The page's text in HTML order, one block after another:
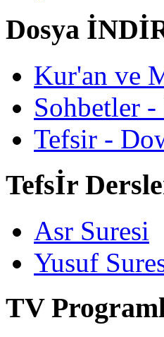
Dosya
Kur'an ve
Sohbetler
Tefsir -
Tefsİr
Asr Suresi
Yusuf
TV